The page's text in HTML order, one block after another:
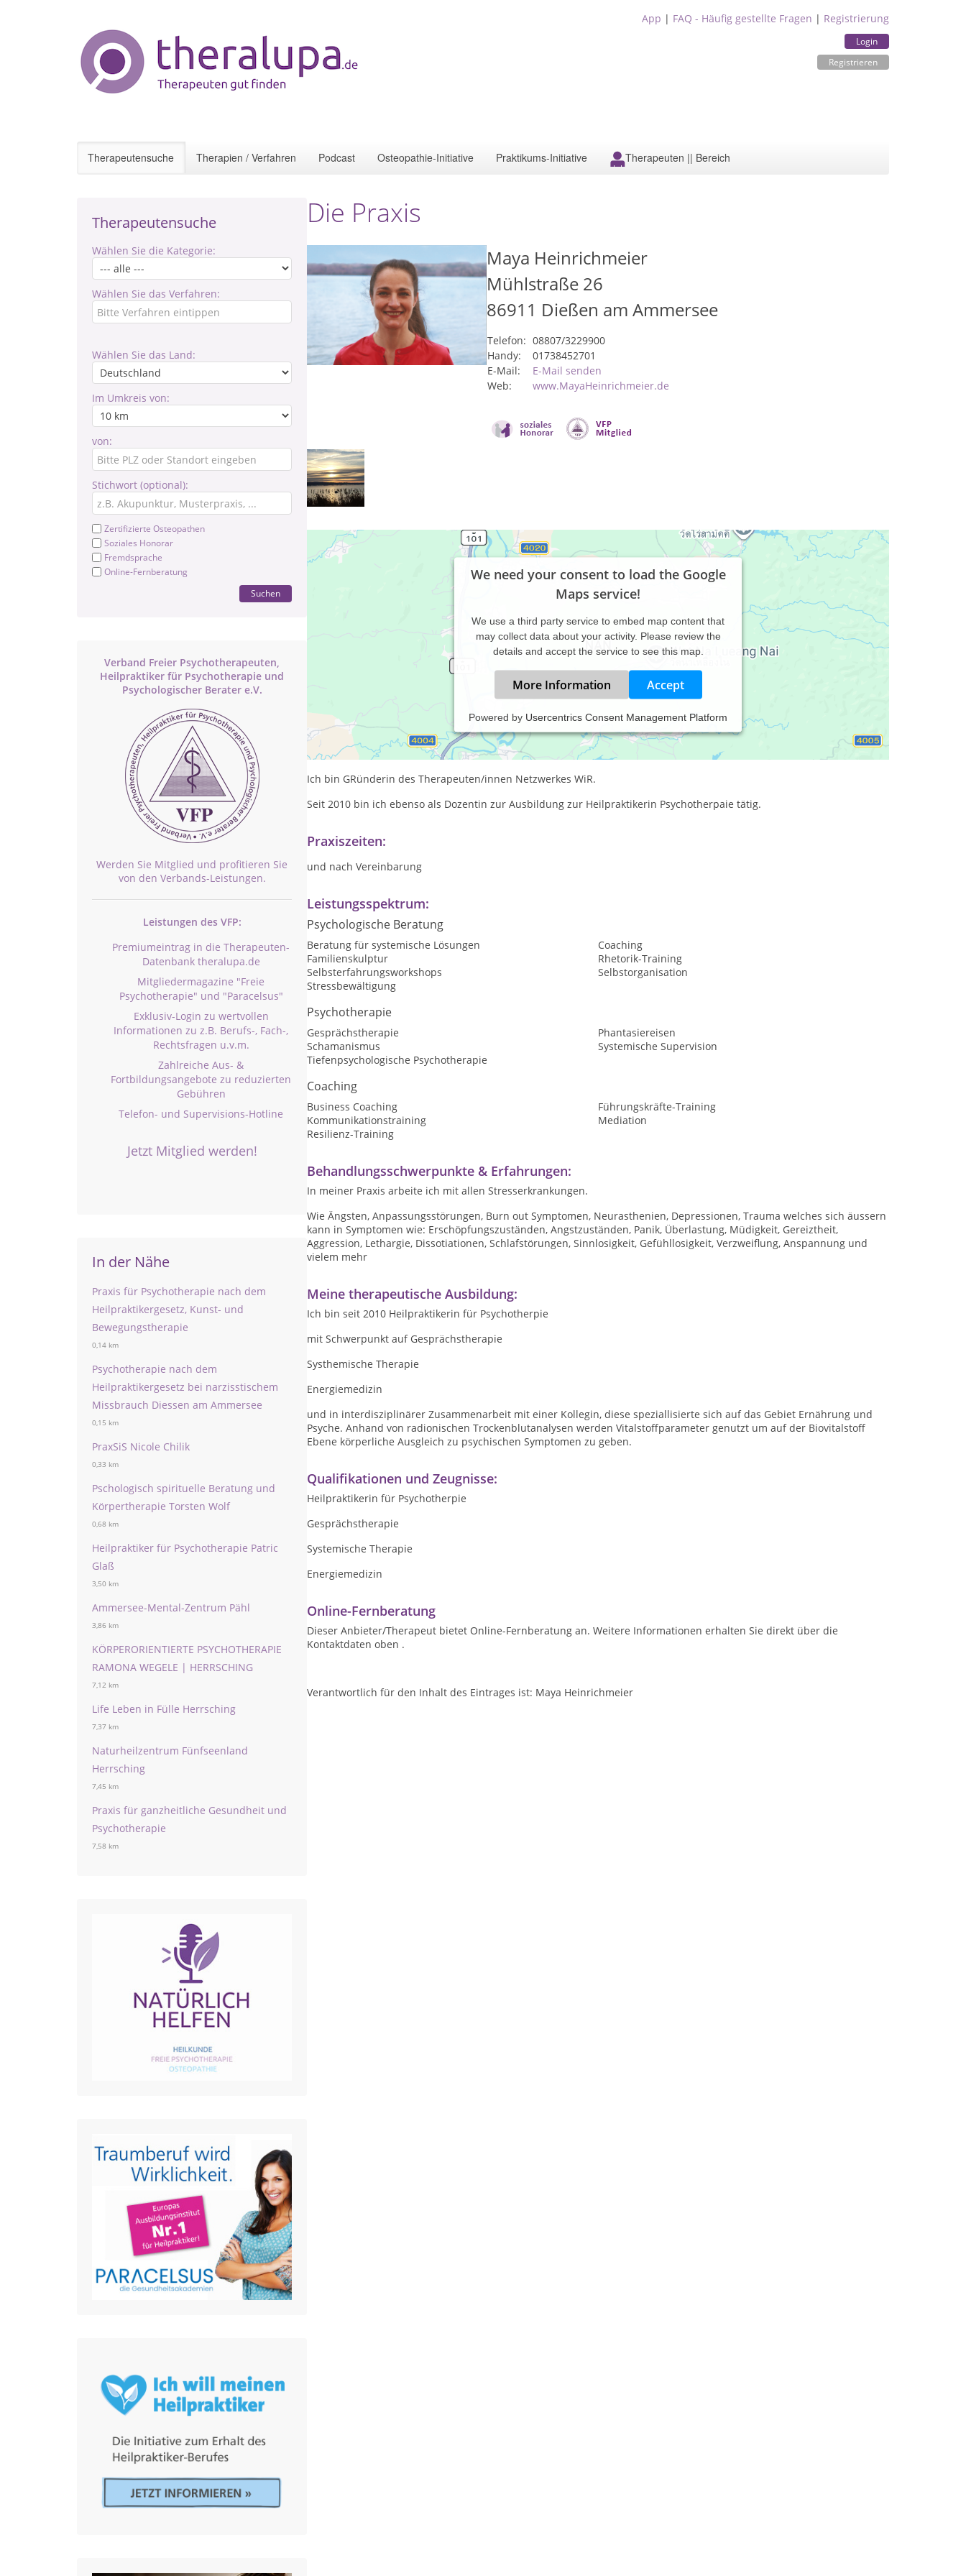
App | FAQ - Häufig gestellte Fragen | Registrierung
Login
Registrieren
Therapeutensuche Therapien / Verfahren Podcast Osteopathie-Initiative Praktikums-Initiative Therapeuten || Bereich
Therapeutensuche
Wählen Sie die Kategorie:
Wählen Sie das Verfahren:
Wählen Sie das Land:
Im Umkreis von:
von:
Stichwort (optional):
Zertifizierte Osteopathen
Soziales Honorar
Fremdsprache
Online-Fernberatung
Suchen
Verband Freier Psychotherapeuten,
Heilpraktiker für Psychotherapie und
Psychologischer Berater e.V.
Werden Sie Mitglied und profitieren Sie
von den Verbands-Leistungen.
Leistungen des VFP:
Premiumeintrag in die Therapeuten-
Datenbank theralupa.de
Mitgliedermagazine "Freie
Psychotherapie" und "Paracelsus"
Exklusiv-Login zu wertvollen
Informationen zu z.B. Berufs-, Fach-,
Rechtsfragen u.v.m.
Zahlreiche Aus- &
Fortbildungsangebote zu reduzierten
Gebühren
Telefon- und Supervisions-Hotline
Jetzt Mitglied werden!
In der Nähe
Praxis für Psychotherapie nach dem
Heilpraktikergesetz, Kunst- und
Bewegungstherapie
0,14 km
Psychotherapie nach dem
Heilpraktikergesetz bei narzisstischem
Missbrauch Diessen am Ammersee
0,15 km
PraxSiS Nicole Chilik
0,33 km
Pschologisch spirituelle Beratung und
Körpertherapie Torsten Wolf
0,68 km
Heilpraktiker für Psychotherapie Patric
Glaß
3,50 km
Ammersee-Mental-Zentrum Pähl
3,86 km
KÖRPERORIENTIERTE PSYCHOTHERAPIE
RAMONA WEGELE | HERRSCHING
7,12 km
Life Leben in Fülle Herrsching
7,37 km
Naturheilzentrum Fünfseenland
Herrsching
7,45 km
Praxis für ganzheitliche Gesundheit und
Psychotherapie
7,58 km
Die Praxis
Maya Heinrichmeier
Mühlstraße 26
86911 Dießen am Ammersee
Telefon: 08807/3229900
Handy:
01738452701
E-Mail:
E-Mail senden
Web:
www.MayaHeinrichmeier.de
We need your consent to load the Google
Maps service!
We use a third party service to embed map content that
may collect data about your activity. Please review the
details and accept the service to see this map.
More Information Accept
Powered by Usercentrics Consent Management Platform
Selbständig in eigener Praxis seit 2010
Mein Unternehmen ist GWÖ, Gemeinwohl zertifiziert.
Ich bin GRünderin des Therapeuten/innen Netzwerkes WiR.
Seit 2010 bin ich ebenso als Dozentin zur Ausbildung zur Heilpraktikerin Psychotherpaie tätig.
Praxiszeiten:
und nach Vereinbarung
Leistungsspektrum:
Psychologische Beratung
Beratung für systemische Lösungen
Coaching
Familienskulptur
Rhetorik-Training
Selbsterfahrungsworkshops
Selbstorganisation
Stressbewältigung
Psychotherapie
Gesprächstherapie
Phantasiereisen
Schamanismus
Systemische Supervision
Tiefenpsychologische Psychotherapie
Coaching
Business Coaching
Führungskräfte-Training
Kommunikationstraining
Mediation
Resilienz-Training
Behandlungsschwerpunkte & Erfahrungen:
In meiner Praxis arbeite ich mit allen Stresserkrankungen.
Wie Ängsten, Anpassungsstörungen, Burn out Symptomen, Neurasthenien, Depressionen, Trauma welches sich äussern
kann in Symptomen wie: Erschöpfungszuständen, Angstzuständen, Panik, Überlastung, Müdigkeit, Gereiztheit,
Aggression, Lethargie, Dissotiationen, Schlafstörungen, Sinnlosigkeit, Gefühllosigkeit, Verzweiflung, Anspannung und
vielem mehr
Meine therapeutische Ausbildung:
Ich bin seit 2010 Heilpraktikerin für Psychotherpie
mit Schwerpunkt auf Gesprächstherapie
Systhemische Therapie
Energiemedizin
und in interdisziplinärer Zusammenarbeit mit einer Kollegin, diese speziallisierte sich auf das Gebiet Ernährung und
Psyche. Anhand von radionischen Trockenblutanalysen werden Vitalstoffparameter genutzt um auf der Biovitalstoff
Ebene körperliche Ausgleich zu psychischen Symptomen zu geben.
Qualifikationen und Zeugnisse:
Heilpraktikerin für Psychotherpie
Gesprächstherapie
Systemische Therapie
Energiemedizin
Online-Fernberatung
Dieser Anbieter/Therapeut bietet Online-Fernberatung an. Weitere Informationen erhalten Sie direkt über die
Kontaktdaten oben .
Verantwortlich für den Inhalt des Eintrages ist: Maya Heinrichmeier